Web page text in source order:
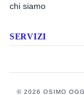
chi siamo
SERVIZI
© 2026 OSIMO